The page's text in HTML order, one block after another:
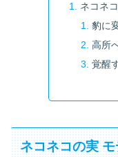
ネコネ
豹に
高所
覚醒
ネコネコの実